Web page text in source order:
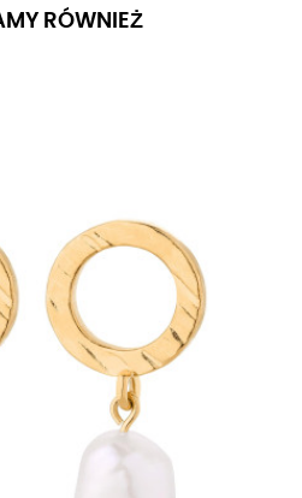
RÓWNIEŻ